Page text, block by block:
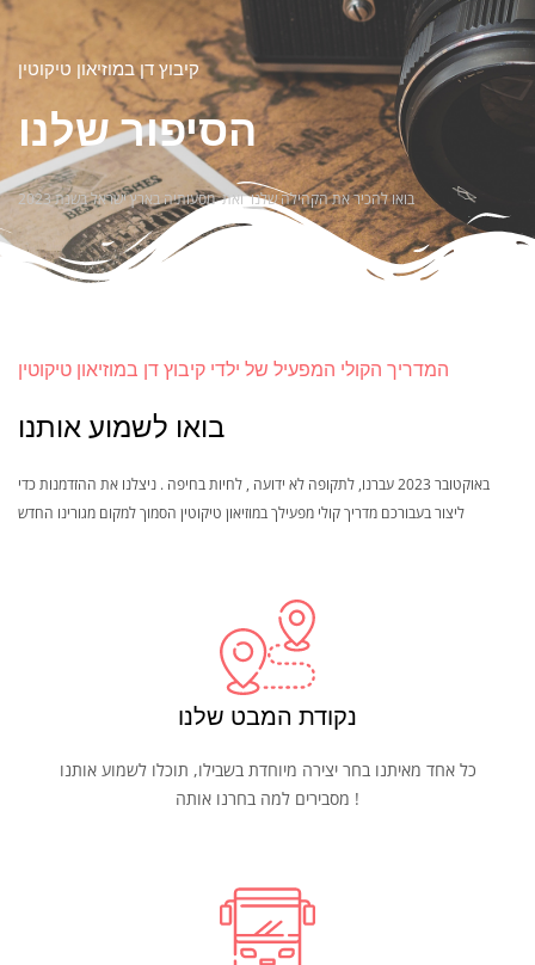
קיבוץ דן במוזיאון טיקוטין
הסיפור שלנו
בואו להכיר את הקהילה שלנו ואת מסעותיה בארץ ישראל בשנת 2023
המדריך הקולי המפעיל של ילדי קיבוץ דן במוזיאון טיקוטין
בואו לשמוע אותנו
באוקטובר 2023 עברנו, לתקופה לא ידועה , לחיות בחיפה . ניצלנו את ההזדמנות כדי
ליצור בעבורכם מדריך קולי מפעילך במוזיאון טיקוטין הסמוך למקום מגורינו החדש
נקודת המבט שלנו
כל אחד מאיתנו בחר יצירה מיוחדת בשבילו, תוכלו לשמוע אותנו
מסבירים למה בחרנו אותה !